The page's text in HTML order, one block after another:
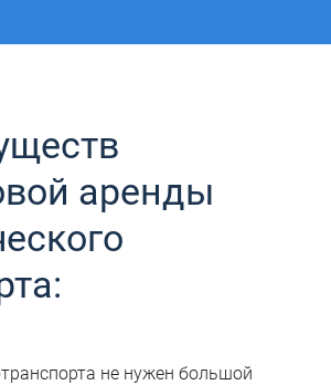
аренды
не нужен большой